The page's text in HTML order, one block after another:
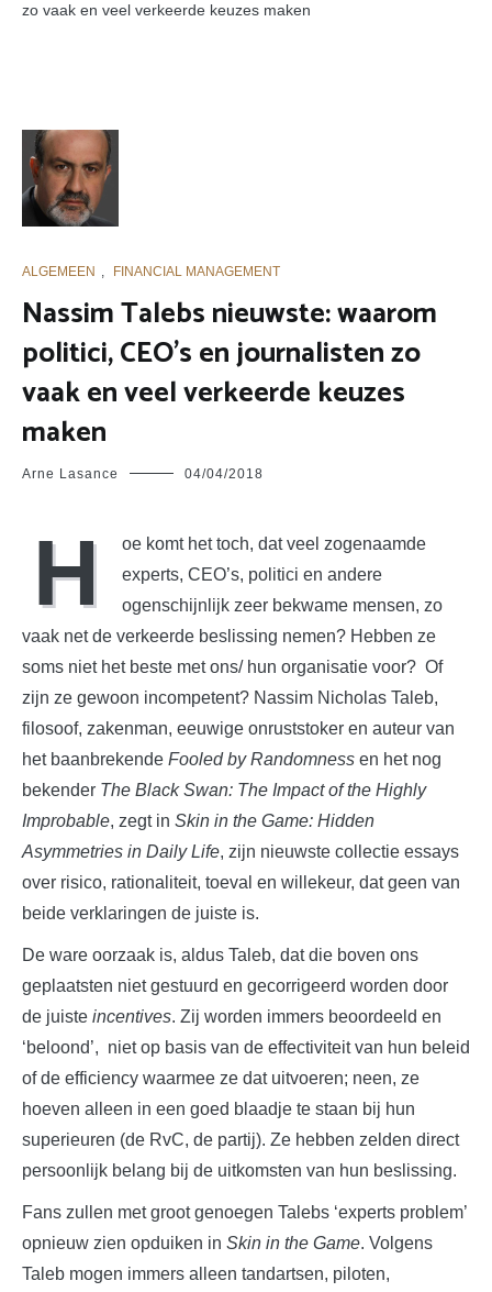
zo vaak en veel verkeerde keuzes maken
ALGEMEEN , FINANCIAL MANAGEMENT
Nassim Talebs nieuwste: waarom
politici, CEO’s en journalisten zo
vaak en veel verkeerde keuzes
maken
Arne Lasance 04/04/2018
H
oe komt het toch, dat veel zogenaamde
experts, CEO’s, politici en andere
ogenschijnlijk zeer bekwame mensen, zo
vaak net de verkeerde beslissing nemen? Hebben ze
soms niet het beste met ons/ hun organisatie voor? Of
zijn ze gewoon incompetent? Nassim Nicholas Taleb,
filosoof, zakenman, eeuwige onruststoker en auteur van
het baanbrekende Fooled by Randomness en het nog
bekender The Black Swan: The Impact of the Highly
Improbable, zegt in Skin in the Game: Hidden
Asymmetries in Daily Life, zijn nieuwste collectie essays
over risico, rationaliteit, toeval en willekeur, dat geen van
beide verklaringen de juiste is.
De ware oorzaak is, aldus Taleb, dat die boven ons
geplaatsten niet gestuurd en gecorrigeerd worden door
de juiste incentives. Zij worden immers beoordeeld en
‘beloond’, niet op basis van de effectiviteit van hun beleid
of de efficiency waarmee ze dat uitvoeren; neen, ze
hoeven alleen in een goed blaadje te staan bij hun
superieuren (de RvC, de partij). Ze hebben zelden direct
persoonlijk belang bij de uitkomsten van hun beslissing.
Fans zullen met groot genoegen Talebs ‘experts problem’
opnieuw zien opduiken in Skin in the Game. Volgens
Taleb mogen immers alleen tandartsen, piloten,